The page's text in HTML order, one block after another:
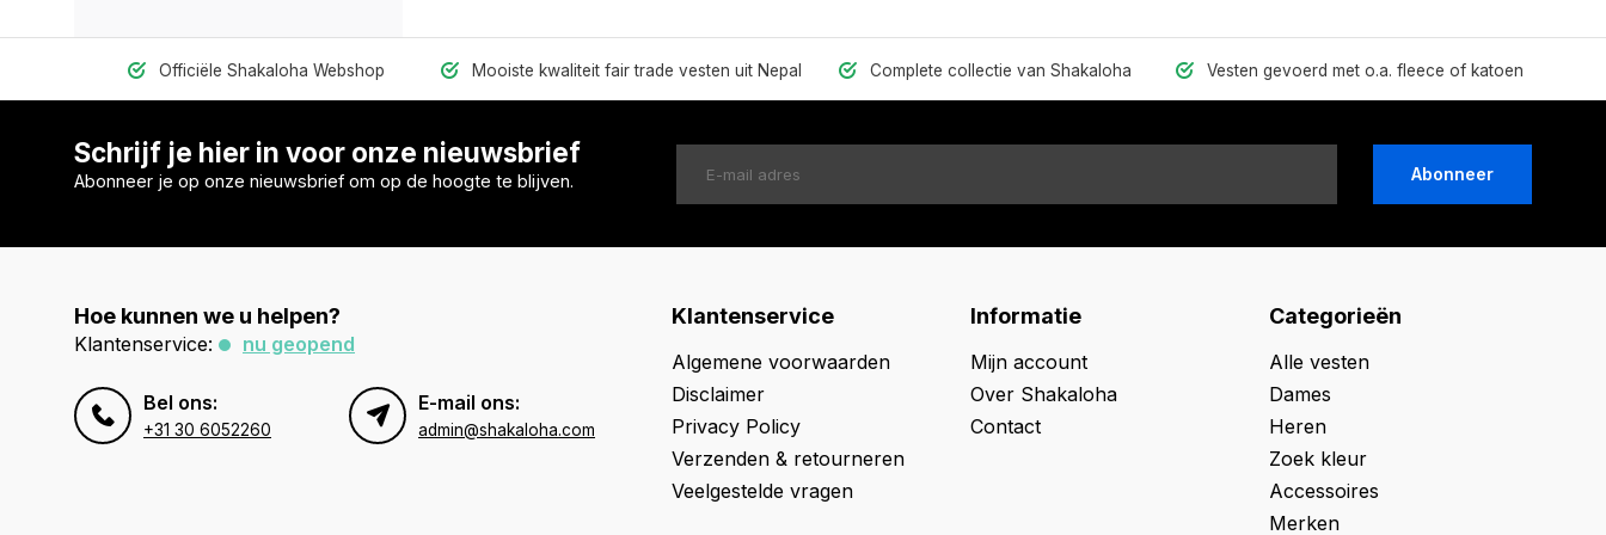
Officiële Shakaloha Webshop Mooiste kwaliteit fair trade vesten uit Nepal Complete collectie van Shakaloha Vesten gevoerd met o.a. fleece of katoen
Schrijf je hier in voor onze nieuwsbrief
Abonneer je op onze nieuwsbrief om op de hoogte te blijven. Abonneer
Hoe kunnen we u helpen?
Klantenservice: nu geopend
Bel ons:
+31 30 6052260
E-mail ons:
admin@shakaloha.com
Klantenservice
Algemene voorwaarden
Disclaimer
Privacy Policy
Verzenden & retourneren
Veelgestelde vragen
Informatie
Mijn account
Over Shakaloha
Contact
Categorieën
Alle vesten
Dames
Heren
Zoek kleur
Accessoires
Merken